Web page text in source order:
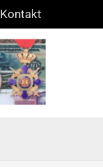
Kontakt